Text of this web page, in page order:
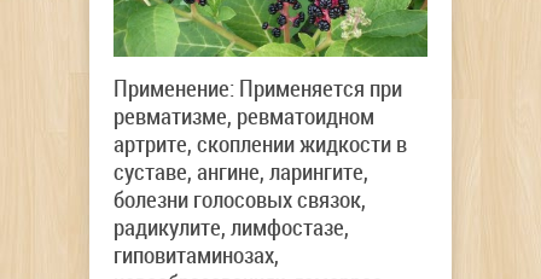
Применение: Применяется при
ревматизме, ревматоидном
артрите, скоплении жидкости в
суставе, ангине, ларингите,
болезни голосовых связок,
радикулите, лимфостазе,
гиповитаминозах,